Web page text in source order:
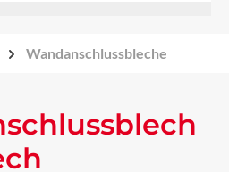
Wandanschlussbleche